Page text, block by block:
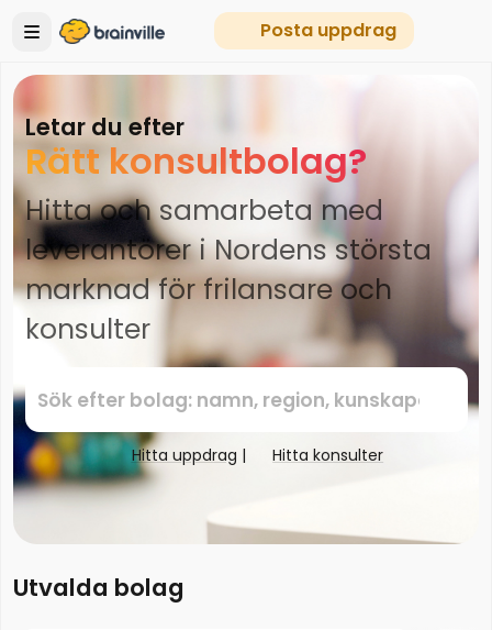
Posta uppdrag
Letar du efter
Rätt konsultbolag?
Hitta och samarbeta med
leverantörer i Nordens största
marknad för frilansare och
konsulter
Hitta uppdrag | Hitta konsulter
Utvalda bolag